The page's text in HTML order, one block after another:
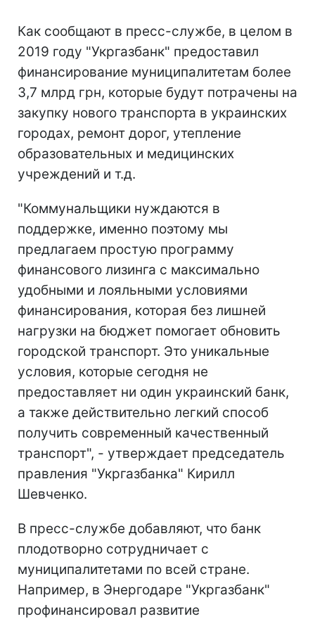
Как сообщают в пресс-службе, в целом в
2019 году "Укргазбанк" предоставил
финансирование муниципалитетам более
3,7 млрд грн, которые будут потрачены на
закупку нового транспорта в украинских
городах, ремонт дорог, утепление
образовательных и медицинских
учреждений и т.д.
"Коммунальщики нуждаются в
поддержке, именно поэтому мы
предлагаем простую программу
финансового лизинга с максимально
удобными и лояльными условиями
финансирования, которая без лишней
нагрузки на бюджет помогает обновить
городской транспорт. Это уникальные
условия, которые сегодня не
предоставляет ни один украинский банк,
а также действительно легкий способ
получить современный качественный
транспорт", - утверждает председатель
правления "Укргазбанка" Кирилл
Шевченко.
В пресс-службе добавляют, что банк
плодотворно сотрудничает с
муниципалитетами по всей стране.
Например, в Энергодаре "Укргазбанк"
профинансировал развитие